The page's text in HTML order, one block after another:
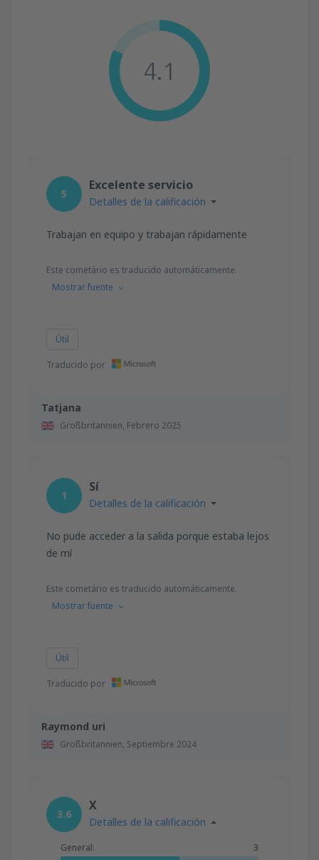
4.1
Tatjana
Großbritannien, Febrero 2025
5
Excelente servicio
Detalles de la calificación
Trabajan en equipo y trabajan rápidamente
Este cometário es traducido automáticamente.
Mostrar fuente
Útil
Traducido por
Raymond uri
Großbritannien, Septiembre 2024
1
Sí
Detalles de la calificación
No pude acceder a la salida porque estaba lejos
de mí
Este cometário es traducido automáticamente.
Mostrar fuente
Útil
Traducido por
3.6
X
Detalles de la calificación
General: 3